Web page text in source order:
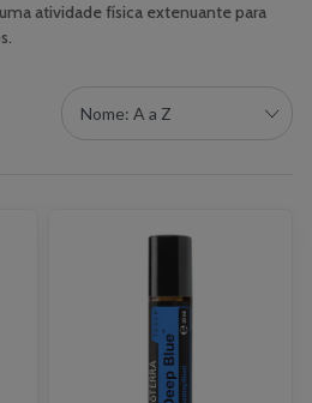
atividade física extenuante para